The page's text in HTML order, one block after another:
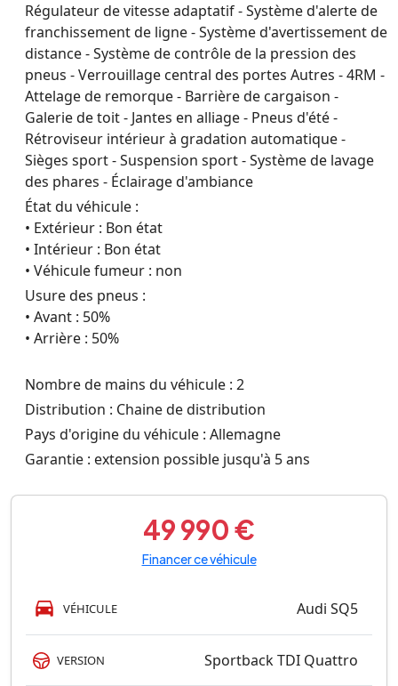
Régulateur de vitesse adaptatif - Système d'alerte de
franchissement de ligne - Système d'avertissement de
distance - Système de contrôle de la pression des
pneus - Verrouillage central des portes Autres - 4RM -
Attelage de remorque - Barrière de cargaison -
Galerie de toit - Jantes en alliage - Pneus d'été -
Rétroviseur intérieur à gradation automatique -
Sièges sport - Suspension sport - Système de lavage
des phares - Éclairage d'ambiance
État du véhicule :
• Extérieur : Bon état
• Intérieur : Bon état
• Véhicule fumeur : non
Usure des pneus :
• Avant : 50%
• Arrière : 50%
Nombre de mains du véhicule : 2
Distribution : Chaine de distribution
Pays d'origine du véhicule : Allemagne
Garantie : extension possible jusqu'à 5 ans
49 990 €
Financer ce véhicule
VÉHICULE Audi SQ5
VERSION Sportback TDI Quattro